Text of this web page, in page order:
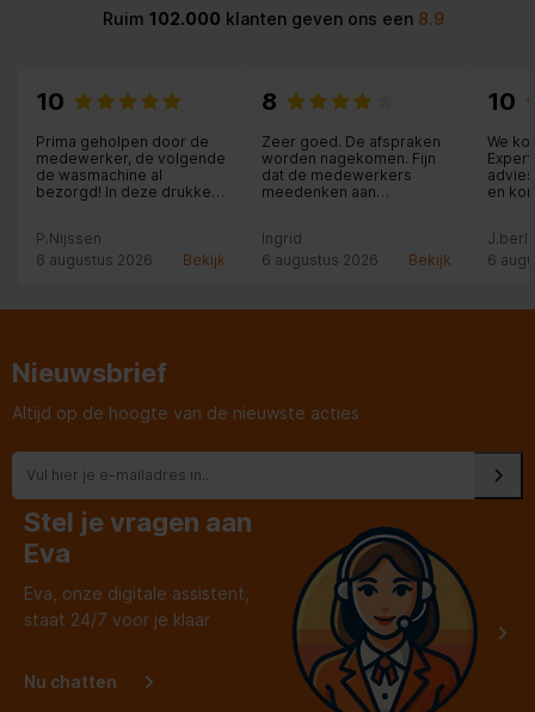
Ruim 102.000 klanten geven ons een8.9
10
Prima geholpen door de
medewerker, de volgende
de wasmachine al
bezorgd! In deze drukke
P.Nijssen
6 augustus 2026
Bekijk
8
Zeer goed. De afspraken
worden nagekomen. Fijn
dat de medewerkers
meedenken aan
Ingrid
6 augustus 2026
Bekijk
10
We
Expert
en
6
Nieuwsbrief
Altijd op de hoogte van de nieuwste acties
Stel je vragen aan
Eva
Eva, onze digitale assistent,
staat 24/7 voor je klaar
Nu chatten